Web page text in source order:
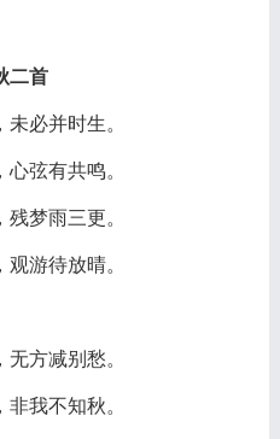
二首
必并时生。
弦有共鸣。
梦雨三更。
观游待放晴。
方减别愁。
我不知秋。